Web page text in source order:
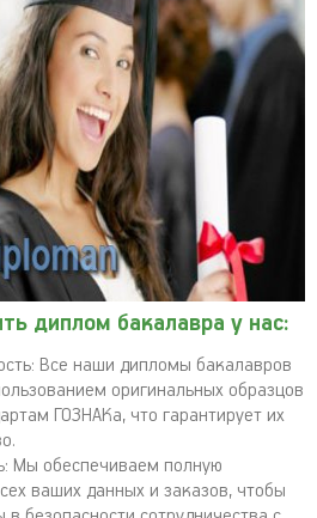
диплом бакалавра у нас:
Все наши дипломы бакалавров
оригинальных образцов
ГОЗНАКа, что гарантирует их
Мы обеспечиваем полную
ваших данных и заказов, чтобы